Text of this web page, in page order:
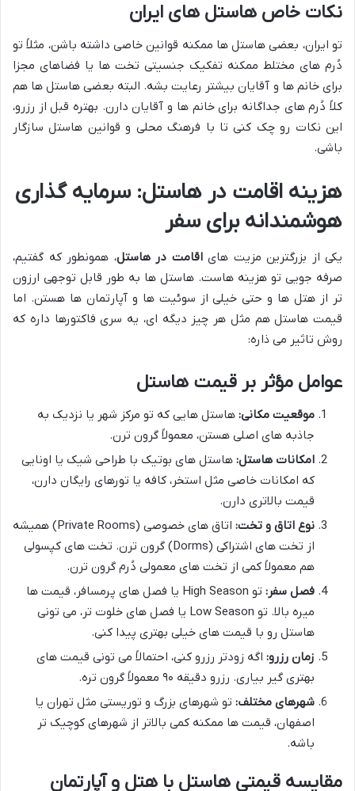
نکات خاص هاستل های ایران
تو ایران، بعضی هاستل ها ممکنه قوانین خاصی داشته باشن، مثلاً تو
دُرم های مختلط ممکنه تفکیک جنسیتی تخت ها یا فضاهای مجزا
برای خانم ها و آقایان بیشتر رعایت بشه. البته بعضی هاستل ها هم
کلاً دُرم های جداگانه برای خانم ها و آقایان دارن. بهتره قبل از رزرو،
این نکات رو چک کنی تا با فرهنگ محلی و قوانین هاستل سازگار
باشی.
هزینه اقامت در هاستل: سرمایه گذاری
هوشمندانه برای سفر
یکی از بزرگترین مزیت هایاقامت در هاستل، همونطور که گفتیم،
صرفه جویی تو هزینه هاست. هاستل ها به طور قابل توجهی ارزون
تر از هتل ها و حتی خیلی از سوئیت ها و آپارتمان ها هستن. اما
قیمت هاستل هم مثل هر چیز دیگه ای، یه سری فاکتورها داره که
روش تاثیر می ذاره:
عوامل مؤثر بر قیمت هاستل
موقعیت مکانی: هاستل هایی که تو مرکز شهر یا نزدیک به
جاذبه های اصلی هستن، معمولاً گرون ترن.
امکانات هاستل: هاستل های بوتیک با طراحی شیک یا اونایی
که امکانات خاصی مثل استخر، کافه یا تورهای رایگان دارن،
قیمت بالاتری دارن.
نوع اتاق و تخت:
اتاق های خصوصی (Private Rooms) همیشه
از تخت های اشتراکی (Dorms) گرون ترن. تخت های کپسولی
هم معمولاً کمی از تخت های معمولی دُرم گرون ترن.
فصل سفر:
تو High Season یا فصل های پرمسافر، قیمت ها
میره بالا. تو Low Season یا فصل های خلوت تر، می تونی
هاستل رو با قیمت های خیلی بهتری پیدا کنی.
زمان رزرو: اگه زودتر رزرو کنی، احتمالاً می تونی قیمت های
بهتری گیر بیاری. رزرو دقیقه ۹۰ معمولاً گرون تره.
شهرهای مختلف: تو شهرهای بزرگ و توریستی مثل تهران یا
اصفهان، قیمت ها ممکنه کمی بالاتر از شهرهای کوچیک تر
باشه.
مقایسه قیمتی هاستل با هتل و آپارتمان